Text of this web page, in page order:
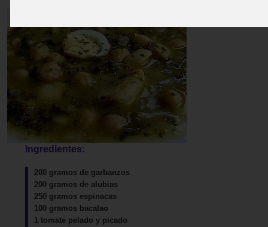
Ingredientes:
200 gramos de garbanzos
200 gramos de alubias
250 gramos espinacas
100 gramos bacalao
1 tomate pelado y picado